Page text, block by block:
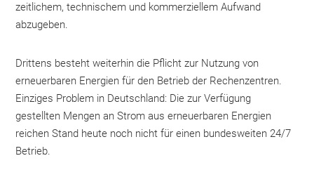
zeitlichem, technischem und kommerziellem Aufwand
abzugeben.
Drittens besteht weiterhin die Pflicht zur Nutzung von
erneuerbaren Energien für den Betrieb der Rechenzentren.
Einziges Problem in Deutschland: Die zur Verfügung
gestellten Mengen an Strom aus erneuerbaren Energien
reichen Stand heute noch nicht für einen bundesweiten 24/7
Betrieb.